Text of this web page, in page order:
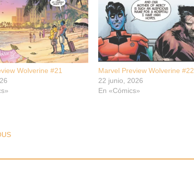
Wolverine #21
Marvel Preview Wolverine #22
22 junio, 2026
En «Cómics»
NAVIGATION